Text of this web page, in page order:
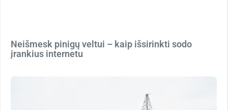
Neišmesk pinigų veltui – kaip išsirinkti sodo
įrankius internetu